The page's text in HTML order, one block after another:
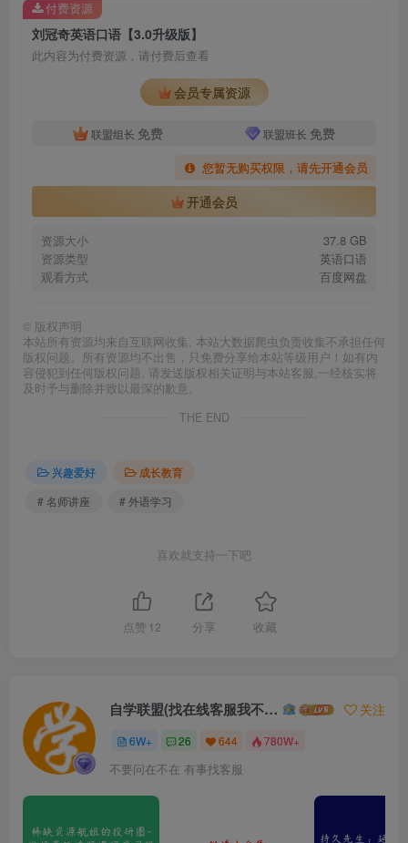
刘冠奇英语口语【3.0升级版】
此内容为付费资源，请付费后查看
会员专属资源
联盟组长 免费 联盟班长 免费
您暂无购买权限，请先开通会员
开通会员
资源大小
37.8 GB
资源类型
英语口语
观看方式
百度网盘
付费资源
© 版权声明
本站所有资源均来自互联网收集, 本站大数据爬虫负责收集不承担任何
版权问题。所有资源均不出售，只免费分享给本站等级用户！如有内
容侵犯到任何版权问题, 请发送版权相关证明与本站客服,一经核实将
及时予与删除并致以最深的歉意。
THE END
兴趣爱好
成长教育
# 名师讲座
# 外语学习
喜欢就支持一下吧
点赞 12 分享 收藏
自学联盟(找在线客服我不回信息的) 关注
6W+ 26 644 780W+
不要问在不在 有事找客服